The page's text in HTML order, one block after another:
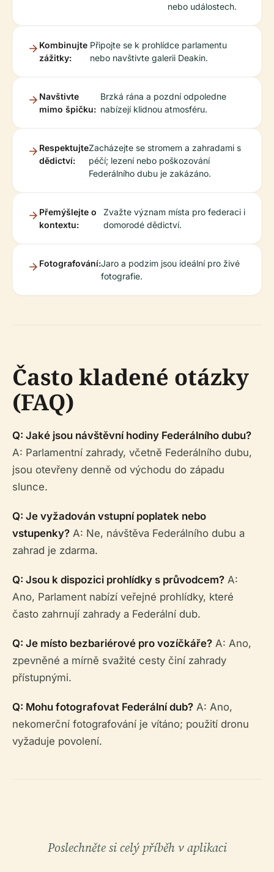
nebo událostech.
Kombinujte
zážitky:
Připojte se k prohlídce parlamentu
nebo navštivte galerii Deakin.
Navštivte
mimo špičku:
Brzká rána a pozdní odpoledne
nabízejí klidnou atmosféru.
Respektujte
dědictví:
Zacházejte se stromem a zahradami s
péčí; lezení nebo poškozování
Federálního dubu je zakázáno.
Přemýšlejte o
kontextu:
Zvažte význam místa pro federaci i
domorodé dědictví.
Fotografování:Jaro a podzim jsou ideální pro živé
fotografie.
Často kladené otázky
(FAQ)
Q: Jaké jsou návštěvní hodiny Federálního dubu?
A: Parlamentní zahrady, včetně Federálního dubu,
jsou otevřeny denně od východu do západu
slunce.
Q: Je vyžadován vstupní poplatek nebo
vstupenky? A: Ne, návštěva Federálního dubu a
zahrad je zdarma.
Q: Jsou k dispozici prohlídky s průvodcem? A:
Ano, Parlament nabízí veřejné prohlídky, které
často zahrnují zahrady a Federální dub.
Q: Je místo bezbariérové pro vozíčkáře? A: Ano,
zpevněné a mírně svažité cesty činí zahrady
přístupnými.
Q: Mohu fotografovat Federální dub? A: Ano,
nekomerční fotografování je vítáno; použití dronu
vyžaduje povolení.
Poslechněte si celý příběh v aplikaci